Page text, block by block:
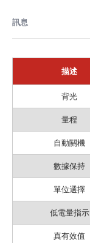
訊息
描述
背光
量程
自動關機
數據保持
單位選擇
低電量指示
真有效值